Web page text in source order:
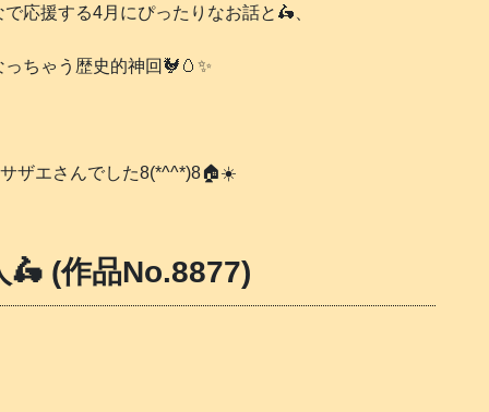
応援する4月にぴったりなお話と🛵、
ちゃう歴史的神回🐓🥚✨
ザエさんでした8(*^^*)8🏠️☀️
(作品No.8877)